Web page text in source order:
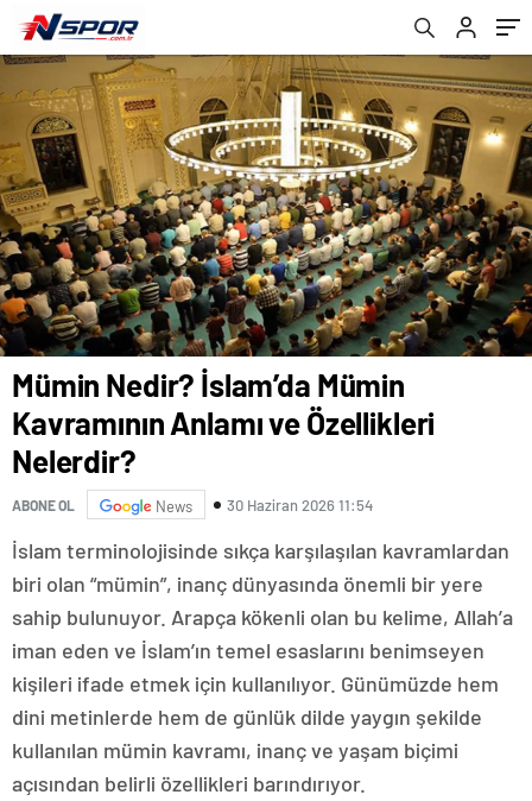
Mümin Nedir? İslam’da Mümin
Kavramının Anlamı ve Özellikleri
Nelerdir?
ABONE OL News 30 Haziran 2026 11:54
İslam terminolojisinde sıkça karşılaşılan kavramlardan
biri olan “mümin”, inanç dünyasında önemli bir yere
sahip bulunuyor. Arapça kökenli olan bu kelime, Allah’a
iman eden ve İslam’ın temel esaslarını benimseyen
kişileri ifade etmek için kullanılıyor. Günümüzde hem
dini metinlerde hem de günlük dilde yaygın şekilde
kullanılan mümin kavramı, inanç ve yaşam biçimi
açısından belirli özellikleri barındırıyor.